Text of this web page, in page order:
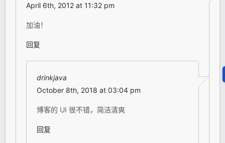
April 6th, 2012 at 11:32 pm
加油！
回复
drinkjava
October 8th, 2018 at 03:04 pm
博客的 UI 很不错，简洁清爽
回复